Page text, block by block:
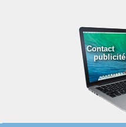
Contact
publicité